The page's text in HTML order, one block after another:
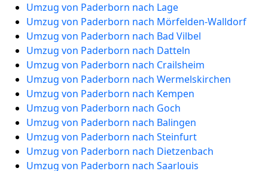
Umzug von Paderborn nach Lage
Umzug von Paderborn nach Mörfelden-Walldorf
Umzug von Paderborn nach Bad Vilbel
Umzug von Paderborn nach Datteln
Umzug von Paderborn nach Crailsheim
Umzug von Paderborn nach Wermelskirchen
Umzug von Paderborn nach Kempen
Umzug von Paderborn nach Goch
Umzug von Paderborn nach Balingen
Umzug von Paderborn nach Steinfurt
Umzug von Paderborn nach Dietzenbach
Umzug von Paderborn nach Saarlouis